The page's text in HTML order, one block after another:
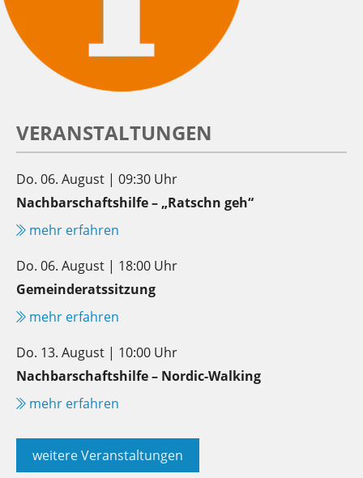
VERANSTALTUNGEN
Do. 06. August | 09:30 Uhr
Nachbarschaftshilfe – „Ratschn geh“
mehr erfahren
Do. 06. August | 18:00 Uhr
Gemeinderatssitzung
mehr erfahren
Do. 13. August | 10:00 Uhr
Nachbarschaftshilfe – Nordic-Walking
mehr erfahren
weitere Veranstaltungen